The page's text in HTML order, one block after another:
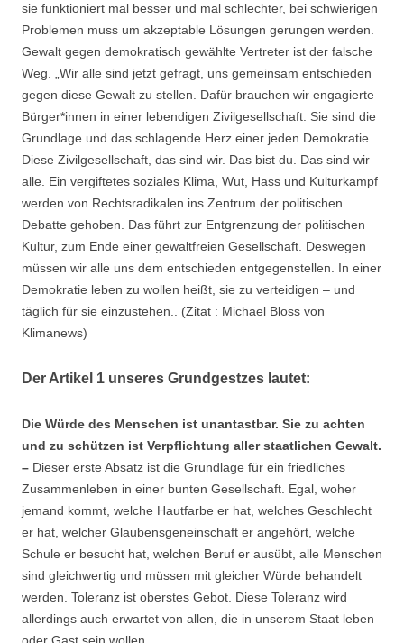
sie funktioniert mal besser und mal schlechter, bei schwierigen
Problemen muss um akzeptable Lösungen gerungen werden.
Gewalt gegen demokratisch gewählte Vertreter ist der falsche
Weg. „Wir alle sind jetzt gefragt, uns gemeinsam entschieden
gegen diese Gewalt zu stellen. Dafür brauchen wir engagierte
Bürger*innen in einer lebendigen Zivilgesellschaft: Sie sind die
Grundlage und das schlagende Herz einer jeden Demokratie.
Diese Zivilgesellschaft, das sind wir. Das bist du. Das sind wir
alle. Ein vergiftetes soziales Klima, Wut, Hass und Kulturkampf
werden von Rechtsradikalen ins Zentrum der politischen
Debatte gehoben. Das führt zur Entgrenzung der politischen
Kultur, zum Ende einer gewaltfreien Gesellschaft. Deswegen
müssen wir alle uns dem entschieden entgegenstellen. In einer
Demokratie leben zu wollen heißt, sie zu verteidigen – und
täglich für sie einzustehen.. (Zitat : Michael Bloss von
Klimanews)
Der Artikel 1 unseres Grundgestzes lautet:
Die Würde des Menschen ist unantastbar. Sie zu achten
und zu schützen ist Verpflichtung aller staatlichen Gewalt.
– Dieser erste Absatz ist die Grundlage für ein friedliches
Zusammenleben in einer bunten Gesellschaft. Egal, woher
jemand kommt, welche Hautfarbe er hat, welches Geschlecht
er hat, welcher Glaubensgeneinschaft er angehört, welche
Schule er besucht hat, welchen Beruf er ausübt, alle Menschen
sind gleichwertig und müssen mit gleicher Würde behandelt
werden. Toleranz ist oberstes Gebot. Diese Toleranz wird
allerdings auch erwartet von allen, die in unserem Staat leben